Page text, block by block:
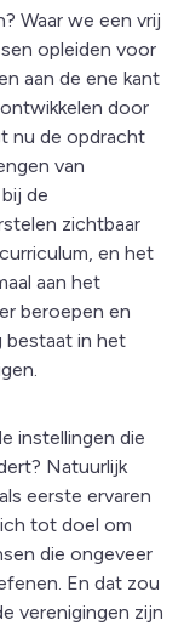
Waar we een vrij
opleiden voor
aan de ene kant
door
nu de opdracht
van
de
zichtbaar
en het
aan het
beroepen en
bestaat in het
instellingen die
Natuurlijk
eerste ervaren
tot doel om
die ongeveer
En dat zou
verenigingen zijn